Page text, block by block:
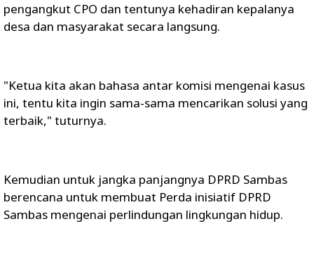
pengangkut CPO dan tentunya kehadiran kepalanya
desa dan masyarakat secara langsung.
"Ketua kita akan bahasa antar komisi mengenai kasus
ini, tentu kita ingin sama-sama mencarikan solusi yang
terbaik," tuturnya.
Kemudian untuk jangka panjangnya DPRD Sambas
berencana untuk membuat Perda inisiatif DPRD
Sambas mengenai perlindungan lingkungan hidup.